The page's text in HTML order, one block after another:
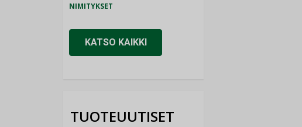
NIMITYKSET
KATSO KAIKKI
TUOTEUUTISET